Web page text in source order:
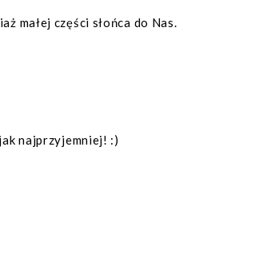
małej części słońca do Nas.
najprzyjemniej! :)